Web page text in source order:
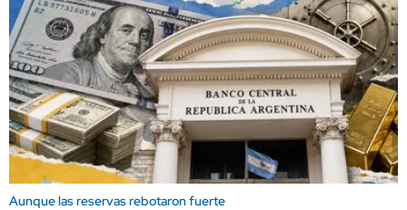
Aunque las reservas rebotaron fuerte